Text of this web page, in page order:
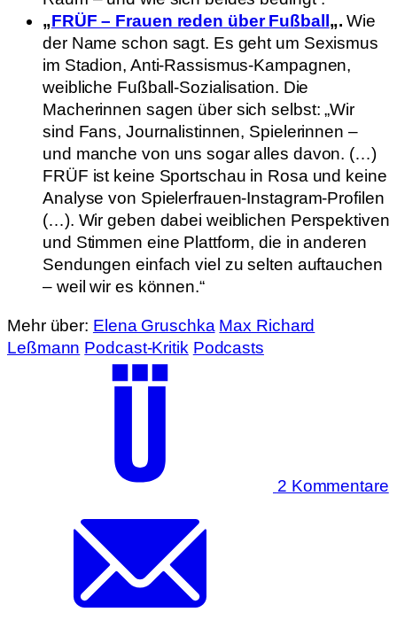
„FRÜF – Frauen reden über Fußball „. Wie
der Name schon sagt. Es geht um Sexismus
im Stadion, Anti-Rassismus-Kampagnen,
weibliche Fußball-Sozialisation. Die
Macherinnen sagen über sich selbst: „Wir
sind Fans, Journalistinnen, Spielerinnen –
und manche von uns sogar alles davon. (…)
FRÜF ist keine Sportschau in Rosa und keine
Analyse von Spielerfrauen-Instagram-Profilen
(…). Wir geben dabei weiblichen Perspektiven
und Stimmen eine Plattform, die in anderen
Sendungen einfach viel zu selten auftauchen
– weil wir es können.“
Mehr über: Elena Gruschka Max Richard
Leßmann Podcast-Kritik Podcasts
2 Kommentare